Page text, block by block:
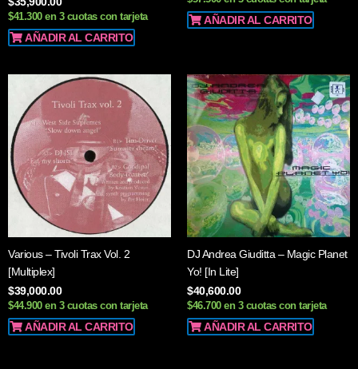
$41.300 en 3 cuotas con tarjeta
AÑADIR AL CARRITO
AÑADIR AL CARRITO
Various – Tivoli Trax Vol. 2
[Multiplex]
$39,000.00
$44.900 en 3 cuotas con tarjeta
AÑADIR AL CARRITO
DJ Andrea Giuditta – Magic Planet
Yo! [In Lite]
$40,600.00
$46.700 en 3 cuotas con tarjeta
AÑADIR AL CARRITO